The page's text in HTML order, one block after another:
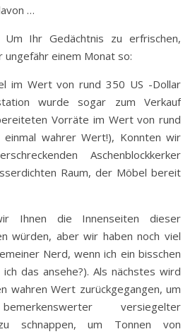
…
Um Ihr Gedächtnis zu erfrischen,
ungefähr einem Monat so:
im Wert von rund 350 US -Dollar
wurde sogar zum Verkauf
Vorräte im Wert von rund
einmal wahrer Wert!), Konnten wir
Aschenblockkerker
Raum, der Möbel bereit
Ihnen die Innenseiten dieser
würden, aber wir haben noch viel
Nerd, wenn ich ein bisschen
das ansehe?). Als nächstes wird
wahren Wert zurückgegangen, um
versiegelter
zu schnappen, um Tonnen von